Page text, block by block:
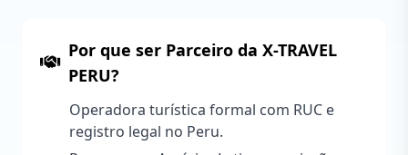
Por que ser Parceiro da X-TRAVEL
PERU?
Operadora turística formal com RUC e
registro legal no Peru.